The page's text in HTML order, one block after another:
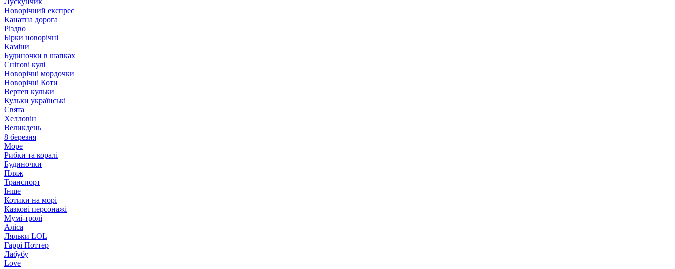
Новорічний експрес
Канатна дорога
Різдво
Бірки новорічні
Каміни
Будиночки в шапках
Снігові кулі
Новорічні мордочки
Новорічні Коти
Вертеп кульки
Кульки українські
Свята
Хелловін
Великдень
8 березня
Море
Рибки та коралі
Будиночки
Пляж
Транспорт
Інше
Котики на морі
Казкові персонажі
Мумі-тролі
Аліса
Ляльки LOL
Гаррі Поттер
Лабубу
Love